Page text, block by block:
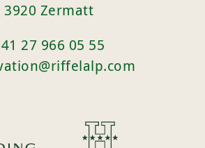
3920 Zermatt
27 966 05 55